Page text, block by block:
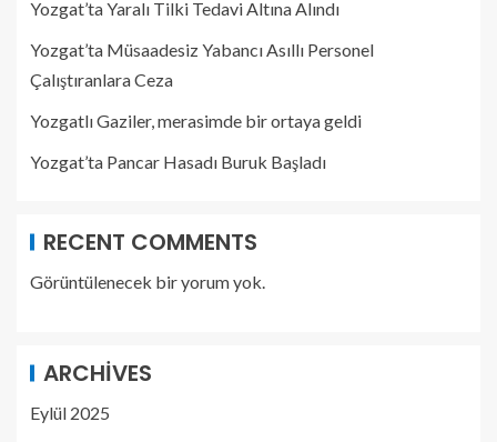
Yozgat’ta Yaralı Tilki Tedavi Altına Alındı
Yozgat’ta Müsaadesiz Yabancı Asıllı Personel
Çalıştıranlara Ceza
Yozgatlı Gaziler, merasimde bir ortaya geldi
Yozgat’ta Pancar Hasadı Buruk Başladı
RECENT COMMENTS
Görüntülenecek bir yorum yok.
ARCHIVES
Eylül 2025